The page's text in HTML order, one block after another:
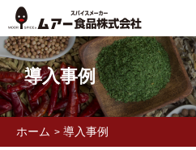
導入事例
ホーム > 導入事例